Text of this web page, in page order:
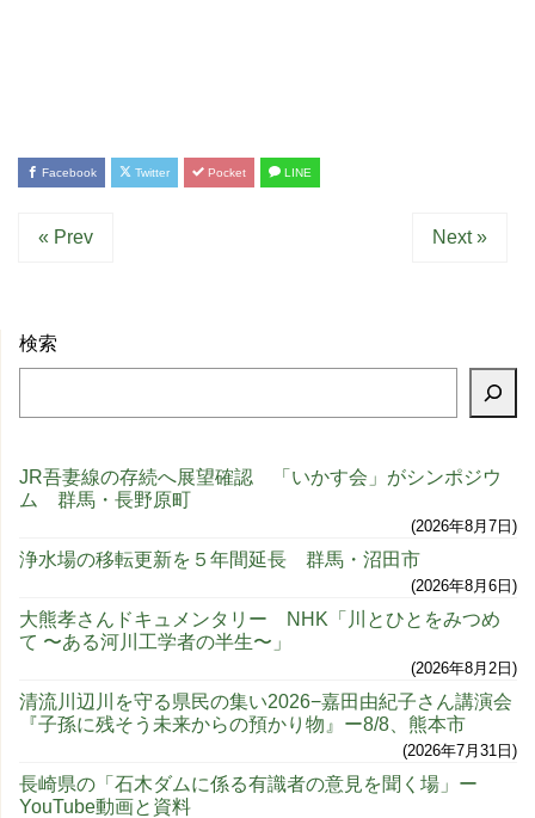
Facebook Twitter Pocket LINE
« Prev Next »
検索
JR吾妻線の存続へ展望確認 「いかす会」がシンポジウ
ム 群馬・長野原町
2026年8月7日
浄水場の移転更新を５年間延長 群馬・沼田市
2026年8月6日
大熊孝さんドキュメンタリー NHK「川とひとをみつめ
て 〜ある河川工学者の半生〜」
2026年8月2日
清流川辺川を守る県民の集い2026−嘉田由紀子さん講演会
『子孫に残そう未来からの預かり物』ー8/8、熊本市
2026年7月31日
長崎県の「石木ダムに係る有識者の意見を聞く場」ー
YouTube動画と資料